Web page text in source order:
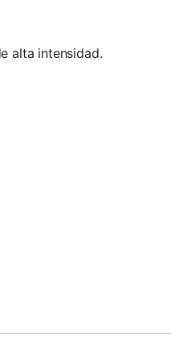
alta intensidad.